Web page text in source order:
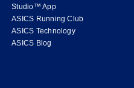
Studio™ App
ASICS Running Club
ASICS Technology
ASICS Blog